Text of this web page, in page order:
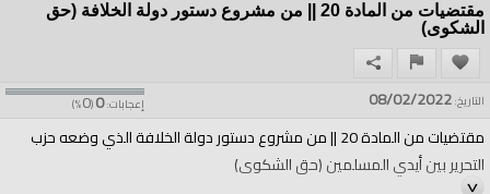
مقتضيات من المادة 20 || من مشروع دستور دولة الخلافة (حق
الشكوى)
إعجابات:0
(
0
%) التاريخ:08/02/2022
مقتضيات من المادة 20 || من مشروع دستور دولة الخلافة الذي وضعه حزب
التحرير بين أيدي المسلمين (حق الشكوى)